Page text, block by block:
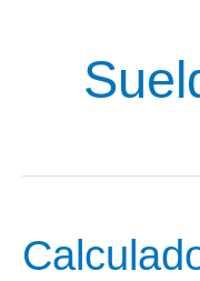
Calculadora